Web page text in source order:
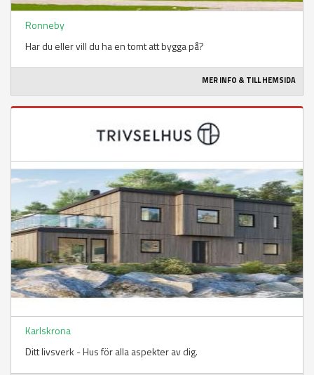
Ronneby
Har du eller vill du ha en tomt att bygga på?
MER INFO & TILL HEMSIDA
Karlskrona
Ditt livsverk - Hus för alla aspekter av dig.